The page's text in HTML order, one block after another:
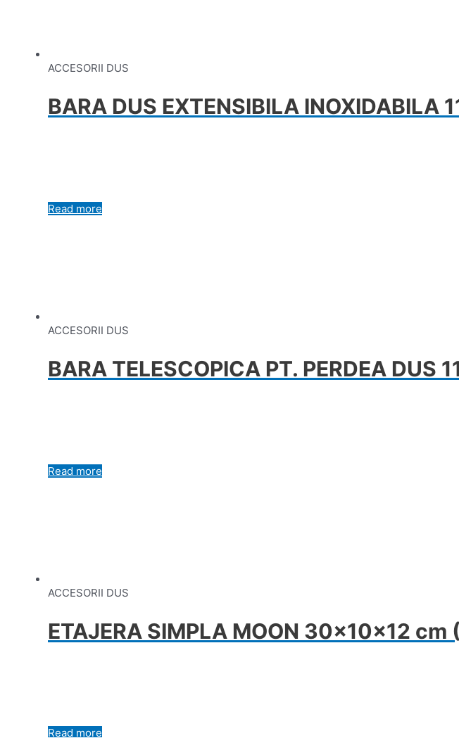
ACCESORII DUS
BARA DUS EXTENSIBILA INOXIDABILA
Read more
ACCESORII DUS
BARA TELESCOPICA PT. PERDEA
Read more
ACCESORII DUS
ETAJERA SIMPLA MOON 30x10x12 cm
Read more